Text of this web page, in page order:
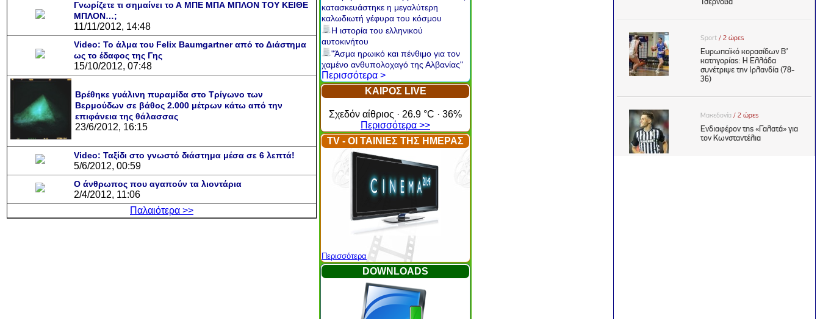
Γνωρίζετε τι σημαίνει το Α ΜΠΕ ΜΠΑ ΜΠΛΟΝ ΤΟΥ ΚΕΙΘΕ
ΜΠΛΟΝ…;
11/11/2012, 14:48
Video: Το άλμα του Felix Baumgartner από το Διάστημα
ως το έδαφος της Γης
15/10/2012, 07:48
Βρέθηκε γυάλινη πυραμίδα στο Τρίγωνο των
Βερμούδων σε βάθος 2.000 μέτρων κάτω από την
επιφάνεια της θάλασσας
23/6/2012, 16:15
Video: Ταξίδι στο γνωστό διάστημα μέσα σε 6 λεπτά!
5/6/2012, 00:59
Ο άνθρωπος που αγαπούν τα λιοντάρια
2/4/2012, 11:06
Παλαιότερα >>
κατασκευάστηκε η μεγαλύτερη
καλωδιωτή γέφυρα του κόσμου
Η ιστορία του ελληνικού
αυτοκινήτου
"Άσμα ηρωικό και πένθιμο για τον
χαμένο ανθυπολοχαγό της Αλβανίας"
Περισσότερα >
ΚΑΙΡΟΣ LIVE
Σχεδόν αίθριος · 26.9 °C · 36%
Περισσότερα >>
TV - ΟΙ ΤΑΙΝΙΕΣ ΤΗΣ ΗΜΕΡΑΣ
Περισσότερα
DOWNLOADS